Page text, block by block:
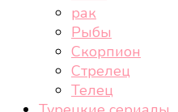
рак
Рыбы
Скорпион
Стрелец
Телец